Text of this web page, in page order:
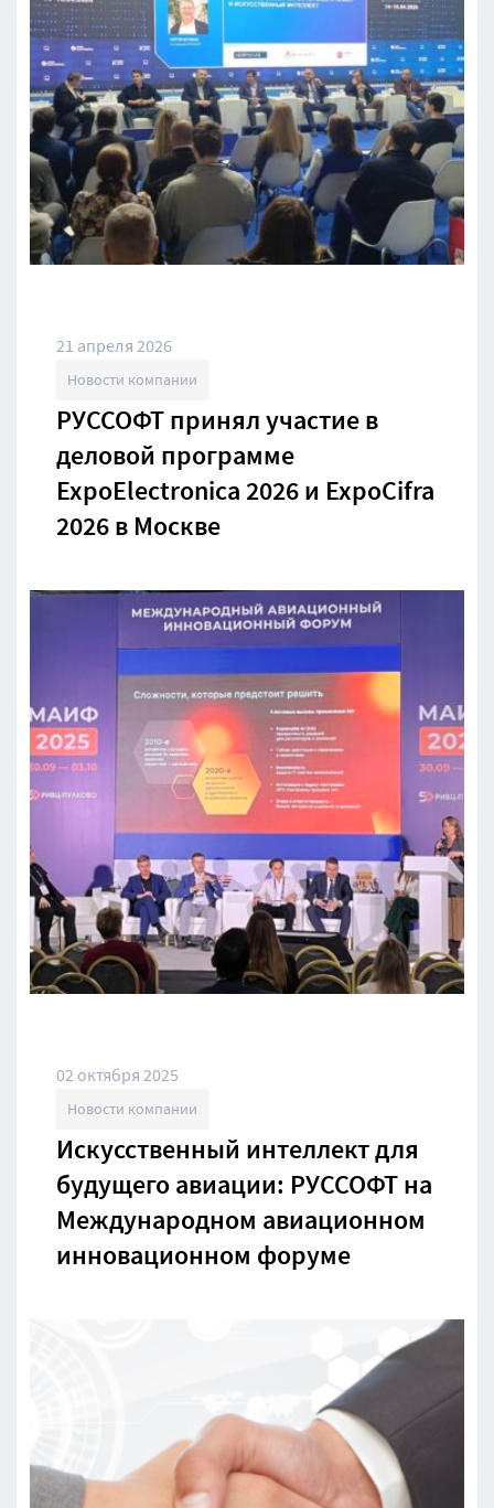
21 апреля 2026
Новости компании
РУССОФТ принял участие в
деловой программе
ExpoElectronica 2026 и ExpoCifra
2026 в Москве
02 октября 2025
Новости компании
Искусственный интеллект для
будущего авиации: РУССОФТ на
Международном авиационном
инновационном форуме